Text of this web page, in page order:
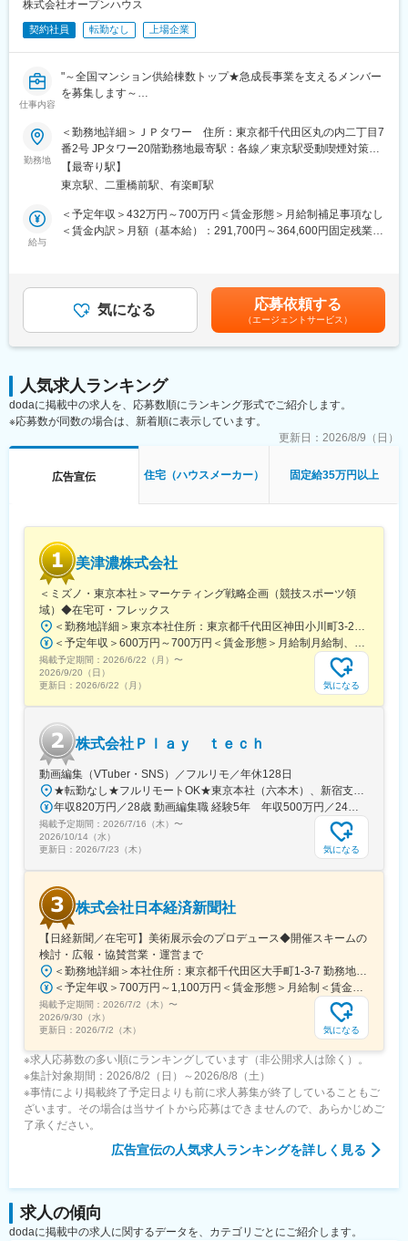
可能です。
・各ブランドの強みを活かしながら、お客様に選ばれる仕組みづ
くりを推進できることが、この仕事の大きなやりがいです。
変更の範囲：会社の定める業務
不動産販売、海外不動産事業展開など住まい全般において幅広い
事業を展開しております。
め国内はもちろん海外の建築デザイン賞にもエントリーを率先し
て行い、数々の賞を受賞しているデザイン性の高い商品を供給し
ております。
現在は年間100棟強を供給、内訳は分譲住宅9割、注文住宅1割程
給しております。
自然光をたっぷり採り込める天井の高い住まいや、自然素材をふ
株式会社オープンハウス
契約社員 転勤なし 上場企業
仕事内容
"～全国マンション供給棟数トップ★急成長事業を支えるメンバー
を募集します～
当社のマンション開発事業部において、広告審査をご担当いただ
きます。
営業部門や企画部門、広告代理店が作成した広告・販促グッズに
ついて、審査業務をご担当いただきます。
＜対象＞
商品ホームページ、メールマガジン、チラシ、販促グッズ など
＜関連法令＞
※部門の業務内容は多岐にわたりますが、スキルや適性に応じ、少
しずつ業務をお任せいたします。
トネス等の共有施設はシンプルにし建築コストを削減すること
で、住空間や外観デザイン、構造部分にはしっかりとコストをか
けながら、中低層型のハイクラスの物件を魅力ある価格で提供し
で、お客様に“等身大”の「都心」×「駅近」マンションを提供して
※１：株式会社不動産経済研究所作成「2021年・2022年・2023
■就業環境：
20:00にPCが自動でシャットダウンするシステムを導入していま
す。また、長期休暇を連続で取得できる環境が整っており、夏季
休暇(10日)、冬季休暇(11日)等、メリハリをつけて働くことが可能
です。
■当社の特徴：
◇売上１兆円を突破！13期連続過去最高の売上高を更新
目にあたる2013年に東証一部直接上場（現プライム市場）、2023
年に売上１兆円を突破した、プライム上場・不動産業界のトップ
ブランドです。2013年上場来13期連続して過去最高の売上高を更
新しています。"
勤務地
＜勤務地詳細＞ＪＰタワー 住所：東京都千代田区丸の内二丁目7
番2号 JPタワー20階勤務地最寄駅：各線／東京駅受動喫煙対策：
敷地内喫煙可能場所あり
【最寄り駅】
東京駅、二重橋前駅、有楽町駅
給与
＜予定年収＞432万円～700万円＜賃金形態＞月給制補足事項なし
＜賃金内訳＞月額（基本給）：291,700円～364,600円固定残業手
＞※給与詳細は経験・スキル等を踏まえて同社規定により決定しま
す。■賞与：年2回■昇給・昇格：年2回賃金はあくまでも目安の金
額であり、選考を通じて上下する可能性があります。月給(月額)は
固定手当を含めた表記です。
気になる 応募依頼する
（エージェントサービス）
人気求人ランキング
dodaに掲載中の求人を、応募数順にランキング形式でご紹介します。
※応募数が同数の場合は、新着順に表示しています。
更新日： 2026/8/9（日）
広告宣伝 住宅（ハウスメーカー） 固定給35万円以上
美津濃株式会社
＜ミズノ・東京本社＞マーケティング戦略企画（競技スポーツ領
域）◆在宅可・フレックス
＜勤務地詳細＞東京本社住所：東京都千代田区神田小川町3-22 勤務地最寄駅：JR各線／御茶ノ水駅受動喫煙対策：敷地内全面禁煙変更の範囲：会社の定める事業所（リモートワーク含む）
＜予定年収＞600万円～700万円＜賃金形態＞月給制月給制、昇給年1回（6月）、賞与年2回（夏・冬）＜賃金内訳＞月額（基本給）：375,000円～400,000円＜月給＞375,000円～400,000円＜昇給有無＞有＜残業手当＞有＜給与補足＞賞与は年2回（夏・冬）支給、4ヶ月分程度。賃金はあくまでも目安の金額であり、選考を通じて上下する可能性があります。月給(月額)は固定手当を含めた表記です。
掲載予定期間： 2026/6/22（月） 〜
2026/9/20（日）
更新日： 2026/6/22（月） 気になる
株式会社Ｐｌａｙ ｔｅｃｈ
動画編集（VTuber・SNS）／フルリモ／年休128日
★転勤なし★フルリモートOK★東京本社（六本木）、新宿支社、名古屋支社、大阪支社、福岡支社または一都三県・名古屋・関西・福岡の各プロジェクト先◆勤務地・アクセス【本社】東京都港区六本木6-2-31六本木ヒルズノースタワー17階東京メトロ日比谷線、都営地下鉄大江戸線「六本木駅」 直結【新宿支社】東京都新宿区新宿1-9-10東京メトロ丸の内線「新宿御苑前駅」徒歩1分各線「新宿三丁目駅」徒歩15分【大阪支社】大阪府大阪市北区大深町6‐38JR各線「大阪駅」より徒歩３分【名古屋支社】愛知県名古屋市西区牛島町6-1 名古屋ルーセントタワー各線「名古屋駅」徒歩5分【福岡支社】福岡県福岡市中央区天神1-14-18福岡市営地下鉄空港線「天神駅」直結七隈線「天神南駅」徒歩5分西鉄天神大牟田線「西鉄福岡（天神）駅」徒歩6分◎受動喫煙対策あり：オフィス内禁煙◎名古屋・福岡拠点はスタートアップ募集です！ 整ったサポート体制のもと、 同期と一緒に成長できるチャンスです！
年収820万円／28歳 動画編集職 経験5年 年収500万円／24歳 動画編集職 経験2年
掲載予定期間： 2026/7/16（木） 〜
2026/10/14（水）
更新日： 2026/7/23（木） 気になる
株式会社日本経済新聞社
【日経新聞／在宅可】美術展示会のプロデュース◆開催スキームの
検討・広報・協賛営業・運営まで
＜勤務地詳細＞本社住所：東京都千代田区大手町1-3-7 勤務地最寄駅：地下鉄千代田線／大手町駅受動喫煙対策：屋内喫煙可能場所あり変更の範囲：会社の定める事業所（リモートワーク含む）
＜予定年収＞700万円～1,100万円＜賃金形態＞月給制＜賃金内訳＞月額（基本給）：430,000円～650,000円＜月給＞430,000円～650,000円＜昇給有無＞有＜残業手当＞無＜給与補足＞※上記年収は、想定年収です。住居費補助、子手当などの各種手当を含む金額です。※基本給は経験・能力等を考慮の上、当社規定により決定します。■昇給：原則、年1回■賞与：夏季・冬季賃金はあくまでも目安の金額であり、選考を通じて上下する可能性があります。月給(月額)は固定手当を含めた表記です。
掲載予定期間： 2026/7/2（木） 〜
2026/9/30（水）
更新日： 2026/7/2（木） 気になる
※求人応募数の多い順にランキングしています（非公開求人は除く）。
※集計対象期間：2026/8/2（日）～2026/8/8（土）
※事情により掲載終了予定日よりも前に求人募集が終了していることもご
ざいます。その場合は当サイトから応募はできませんので、あらかじめご
了承ください。
広告宣伝の人気求人ランキングを詳しく見る
求人の傾向
dodaに掲載中の求人に関するデータを、カテゴリごとにご紹介します。